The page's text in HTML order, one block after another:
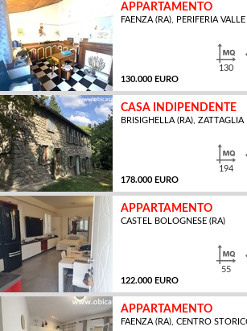
APPARTAMENTO
FAENZA (RA), PERIFERIA VALLE
130.000 EURO
130
CASA INDIPENDENTE
BRISIGHELLA (RA), ZATTAGLIA
178.000 EURO
194
MQ
APPARTAMENTO
CASTEL BOLOGNESE (RA)
122.000 EURO
55
APPARTAMENTO
FAENZA (RA), CENTRO